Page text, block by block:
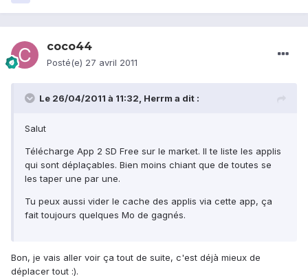
coco44
Posté(e) 27 avril 2011
Le 26/04/2011 à 11:32, Herrm a dit :
Salut
Télécharge App 2 SD Free sur le market. Il te liste les applis
qui sont déplaçables. Bien moins chiant que de toutes se
les taper une par une.
Tu peux aussi vider le cache des applis via cette app, ça
fait toujours quelques Mo de gagnés.
Bon, je vais aller voir ça tout de suite, c'est déjà mieux de
déplacer tout :).